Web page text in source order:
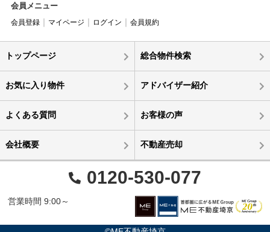
会員メニュー
会員登録 マイページ ログイン 会員規約
トップページ 総合物件検索
お気に入り物件 アドバイザー紹介
よくある質問 お客様の声
会社概要 不動産売却
0120-530-077
営業時間 9:00～